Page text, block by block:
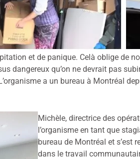
et de panique. Celà oblige de
dangereux qu’on ne devrait pas
a un bureau à Montréal
Michèle, directrice des
l’organisme en tant que
bureau de Montréal et s’est
dans le travail